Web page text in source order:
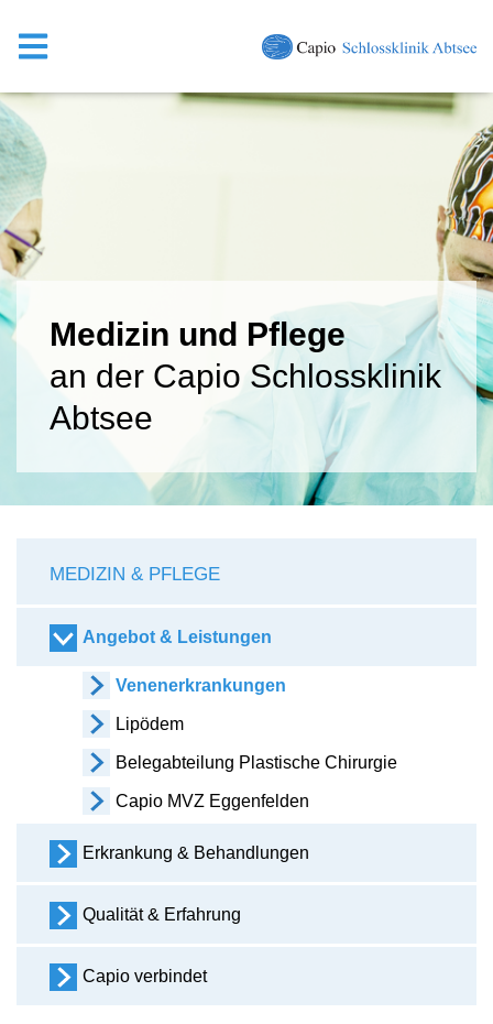
Medizin und Pflege
an der Capio Schlossklinik
Abtsee
MEDIZIN & PFLEGE
Angebot & Leistungen
Venenerkrankungen
Lipödem
Belegabteilung Plastische Chirurgie
Capio MVZ Eggenfelden
Erkrankung & Behandlungen
Qualität & Erfahrung
Capio verbindet